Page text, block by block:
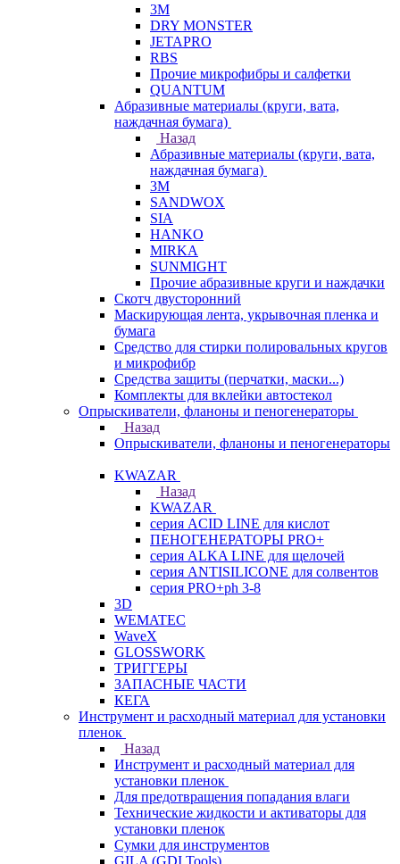
3М
DRY MONSTER
JETAPRO
RBS
Прочие микрофибры и салфетки
QUANTUM
Абразивные материалы (круги, вата,
наждачная бумага)
Назад
Абразивные материалы (круги, вата,
наждачная бумага)
3М
SANDWOX
SIA
HANKO
MIRKA
SUNMIGHT
Прочие абразивные круги и наждачки
Скотч двусторонний
Маскирующая лента, укрывочная пленка и
бумага
Средство для стирки полировальных кругов
и микрофибр
Средства защиты (перчатки, маски...)
Комплекты для вклейки автостекол
Опрыскиватели, фланоны и пеногенераторы
Назад
Опрыскиватели, фланоны и пеногенераторы
KWAZAR
Назад
KWAZAR
серия ACID LINE для кислот
ПЕНОГЕНЕРАТОРЫ PRO+
серия ALKA LINE для щелочей
серия ANTISILICONE для солвентов
серия PRO+ph 3-8
3D
WEMATEC
WaveX
GLOSSWORK
ТРИГГЕРЫ
ЗАПАСНЫЕ ЧАСТИ
КЕГА
Инструмент и расходный материал для установки
пленок
Назад
Инструмент и расходный материал для
установки пленок
Для предотвращения попадания влаги
Технические жидкости и активаторы для
установки пленок
Сумки для инструментов
GILA (GDI Tools)